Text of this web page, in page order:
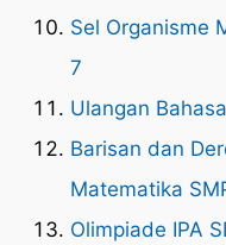
Sel Organisme
7
Ulangan
Barisan dan
Matematika
Olimpiade IPA